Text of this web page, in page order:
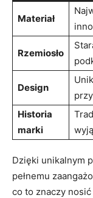
Materiał
Rzemiosło
Design
Historia
marki
Dzięki unikalnym
pełnemu
co to znaczy